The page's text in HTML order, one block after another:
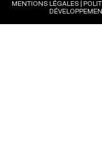
MENTIONS LÉGALES